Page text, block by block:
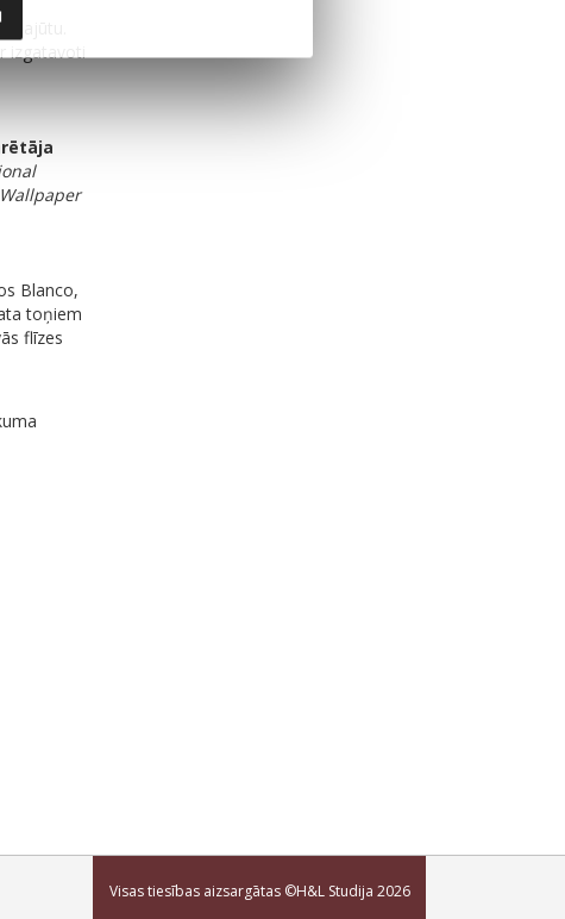
sajūtu.
izgatavoti
Wallpaper
Blanco,
toņiem
flīzes
Visas tiesības aizsargātas ©H&L Studija 2026